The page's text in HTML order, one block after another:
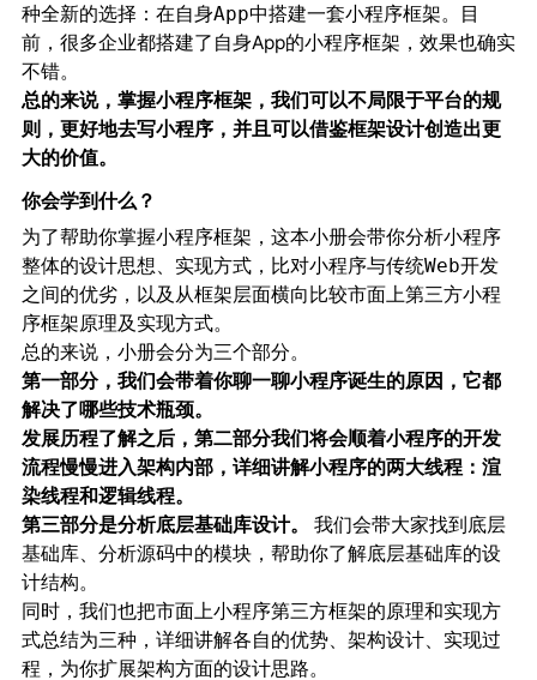
种全新的选择：在自身App中搭建一套小程序框架。目
前，很多企业都搭建了自身App的小程序框架，效果也确实
不错。
总的来说，掌握小程序框架，我们可以不局限于平台的规
则，更好地去写小程序，并且可以借鉴框架设计创造出更
大的价值。
你会学到什么？
为了帮助你掌握小程序框架，这本小册会带你分析小程序
整体的设计思想、实现方式， 比对小程序与传统Web开发
之间的优劣，以及 从框架层面横向比较市面上第三方小程
序框架原理及实现方式。
总的来说，小册会分为三个部分。
第一部分，我们会带着你聊一聊小程序诞生的原因，它都
解决了哪些技术瓶颈。
发展历程了解之后，第二部分我们将会顺着小程序的开发
流程慢慢进入架构内部，详细讲解小程序的两大线程：渲
染线程和逻辑线程。
第三部分是分析底层基础库设计。
我们会带大家找到底层
基础库、分析源码中的模块，帮助你了解底层基础库的设
计结构。
同时，我们也把市面上小程序第三方框架的原理和实现方
式总结为三种，详细讲解各自的优势、架构设计、实现过
程，为你扩展架构方面的设计思路。